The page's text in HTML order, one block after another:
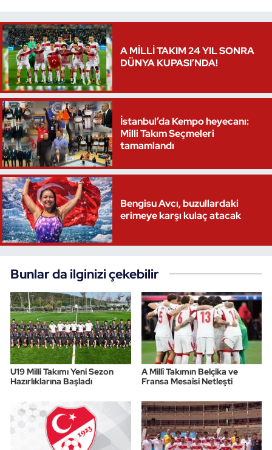
A MİLLİ TAKIM 24 YIL SONRA
DÜNYA KUPASI’NDA!
İstanbul’da Kempo heyecanı:
Milli Takım Seçmeleri
tamamlandı
Bengisu Avcı, buzullardaki
erimeye karşı kulaç atacak
Bunlar da ilginizi çekebilir
U19 Milli Takımı Yeni Sezon
Hazırlıklarına Başladı
A Millî Takımın Belçika ve
Fransa Mesaisi Netleşti
Triatlon
Voleybol
Vücut Geliştirme Fitness
Wushu Kungfu
Yelken
Yüzme